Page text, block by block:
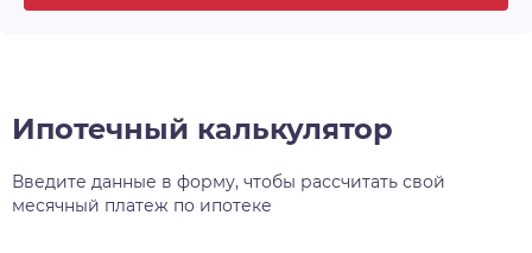
Ипотечный калькулятор
Введите данные в форму, чтобы рассчитать свой
месячный платеж по ипотеке